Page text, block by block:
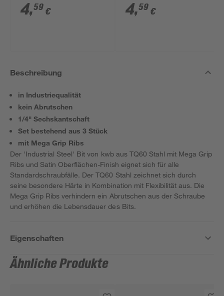
4,59 € 4,59 €
Beschreibung
in Industriequalität
kein Abrutschen
1/4" Sechskantschaft
Set bestehend aus 3 Stück
mit Mega Grip Ribs
Der 'Industrial Steel' Bit von kwb aus TQ60 Stahl mit Mega Grip
Ribs und Satin Oberflächen-Finish eignet sich für alle
Standardschraubfälle. Der TQ60 Stahl zeichnet sich durch
seine besondere Härte in Kombination mit Flexibilität aus. Die
Mega Grip Ribs verhindern ein Abrutschen aus der Schraube
und erhöhen die Lebensdauer des Bits.
Eigenschaften
Ähnliche Produkte